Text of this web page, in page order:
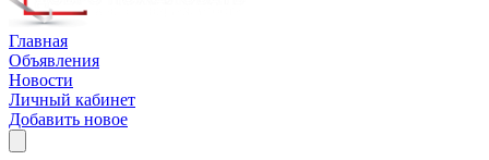
Главная
Объявления
Новости
Личный кабинет
Добавить новое